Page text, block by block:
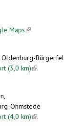
Maps(link is
(3,0 km)(link is
.
Ohmstede
(4,0 km)(link is
.